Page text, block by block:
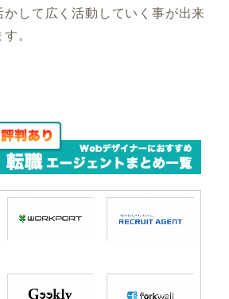
かして広く活動していく事が出来
。